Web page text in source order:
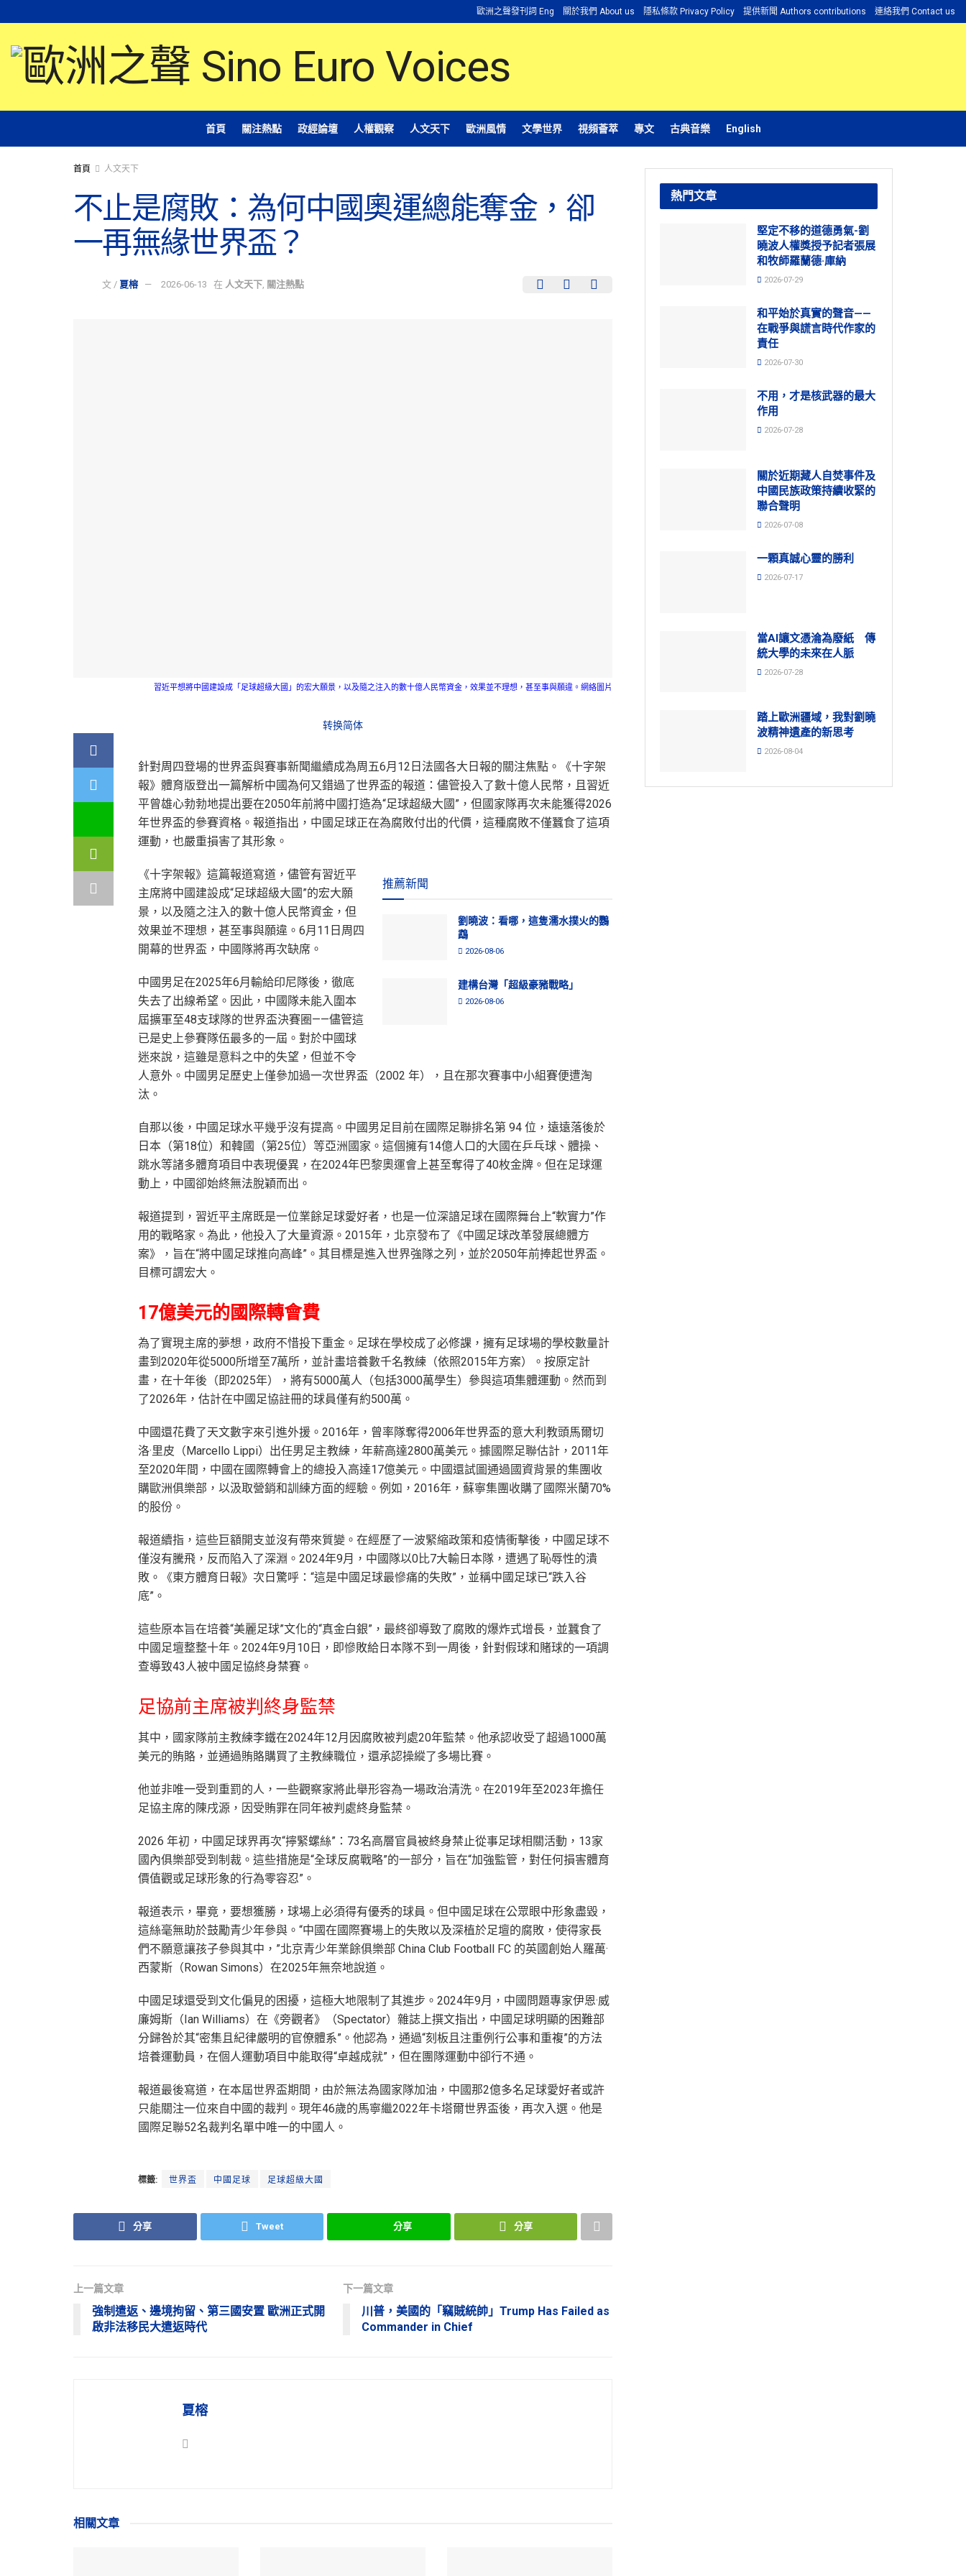
歐洲之聲發刊詞 Eng 關於我們 About us 隱私條款 Privacy Policy 提供新聞 Authors contributions 連絡我們 Contact us
首頁 關注熱點 政經論壇 人權觀察 人文天下 歐洲風情 文學世界 視頻薈萃 專文 古典音樂 English
首頁 人文天下
不止是腐敗：為何中國奧運總能奪金，卻
一再無緣世界盃？
文 / 夏榕 2026-06-13 在 人文天下 關注熱點
習近平想將中國建設成「足球超級大國」的宏大願景，以及隨之注入的數十億人民幣資金，效果並不理想，甚至事與願違。網絡圖片
转换简体
針對周四登場的世界盃與賽事新聞繼續成為周五6月12日法國各大日報的關注焦點。《十字架
報》體育版登出一篇解析中國為何又錯過了世界盃的報道：儘管投入了數十億人民幣，且習近
平曾雄心勃勃地提出要在2050年前將中國打造為“足球超級大國”，但國家隊再次未能獲得2026
年世界盃的參賽資格。報道指出，中國足球正在為腐敗付出的代價，這種腐敗不僅蠶食了這項
運動，也嚴重損害了其形象。
推薦新聞
劉曉波：看哪，這隻濡水撲火的鸚
鵡
2026-08-06
建構台灣「超級豪豬戰略」
2026-08-06
《十字架報》這篇報道寫道，儘管有習近平
主席將中國建設成“足球超級大國”的宏大願
景，以及隨之注入的數十億人民幣資金，但
效果並不理想，甚至事與願違。6月11日周四
開幕的世界盃，中國隊將再次缺席。
中國男足在2025年6月輸給印尼隊後，徹底
失去了出線希望。因此，中國隊未能入圍本
屆擴軍至48支球隊的世界盃決賽圈——儘管這
已是史上參賽隊伍最多的一屆。對於中國球
迷來說，這雖是意料之中的失望，但並不令
人意外。中國男足歷史上僅參加過一次世界盃（2002 年），且在那次賽事中小組賽便遭淘
汰。
自那以後，中國足球水平幾乎沒有提高。中國男足目前在國際足聯排名第 94 位，遠遠落後於
日本（第18位）和韓國（第25位）等亞洲國家。這個擁有14億人口的大國在乒乓球、體操、
跳水等諸多體育項目中表現優異，在2024年巴黎奧運會上甚至奪得了40枚金牌。但在足球運
動上，中國卻始終無法脫穎而出。
報道提到，習近平主席既是一位業餘足球愛好者，也是一位深諳足球在國際舞台上“軟實力”作
用的戰略家。為此，他投入了大量資源。2015年，北京發布了《中國足球改革發展總體方
案》，旨在“將中國足球推向高峰”。其目標是進入世界強隊之列，並於2050年前捧起世界盃。
目標可謂宏大。
17億美元的國際轉會費
為了實現主席的夢想，政府不惜投下重金。足球在學校成了必修課，擁有足球場的學校數量計
畫到2020年從5000所增至7萬所，並計畫培養數千名教練（依照2015年方案）。按原定計
畫，在十年後（即2025年），將有5000萬人（包括3000萬學生）參與這項集體運動。然而到
了2026年，估計在中國足協註冊的球員僅有約500萬。
中國還花費了天文數字來引進外援。2016年，曾率隊奪得2006年世界盃的意大利教頭馬爾切
洛·里皮（Marcello Lippi）出任男足主教練，年薪高達2800萬美元。據國際足聯估計，2011年
至2020年間，中國在國際轉會上的總投入高達17億美元。中國還試圖通過國資背景的集團收
購歐洲俱樂部，以汲取營銷和訓練方面的經驗。例如，2016年，蘇寧集團收購了國際米蘭70%
的股份。
報道續指，這些巨額開支並沒有帶來質變。在經歷了一波緊縮政策和疫情衝擊後，中國足球不
僅沒有騰飛，反而陷入了深淵。2024年9月，中國隊以0比7大輸日本隊，遭遇了恥辱性的潰
敗。《東方體育日報》次日驚呼：“這是中國足球最慘痛的失敗”，並稱中國足球已“跌入谷
底”。
這些原本旨在培養“美麗足球”文化的“真金白銀”，最終卻導致了腐敗的爆炸式增長，並蠶食了
中國足壇整整十年。2024年9月10日，即慘敗給日本隊不到一周後，針對假球和賭球的一項調
查導致43人被中國足協終身禁賽。
足協前主席被判終身監禁
其中，國家隊前主教練李鐵在2024年12月因腐敗被判處20年監禁。他承認收受了超過1000萬
美元的賄賂，並通過賄賂購買了主教練職位，還承認操縱了多場比賽。
他並非唯一受到重罰的人，一些觀察家將此舉形容為一場政治清洗。在2019年至2023年擔任
足協主席的陳戌源，因受賄罪在同年被判處終身監禁。
2026 年初，中國足球界再次“擰緊螺絲”：73名高層官員被終身禁止從事足球相關活動，13家
國內俱樂部受到制裁。這些措施是“全球反腐戰略”的一部分，旨在“加強監管，對任何損害體育
價值觀或足球形象的行為零容忍”。
報道表示，畢竟，要想獲勝，球場上必須得有優秀的球員。但中國足球在公眾眼中形象盡毀，
這絲毫無助於鼓勵青少年參與。“中國在國際賽場上的失敗以及深植於足壇的腐敗，使得家長
們不願意讓孩子參與其中，”北京青少年業餘俱樂部 China Club Football FC 的英國創始人羅萬·
西蒙斯（Rowan Simons）在2025年無奈地說道。
中國足球還受到文化偏見的困擾，這極大地限制了其進步。2024年9月，中國問題專家伊恩·威
廉姆斯（Ian Williams）在《旁觀者》（Spectator）雜誌上撰文指出，中國足球明顯的困難部
分歸咎於其“密集且紀律嚴明的官僚體系”。他認為，通過“刻板且注重例行公事和重複”的方法
培養運動員，在個人運動項目中能取得“卓越成就”，但在團隊運動中卻行不通。
報道最後寫道，在本屆世界盃期間，由於無法為國家隊加油，中國那2億多名足球愛好者或許
只能關注一位來自中國的裁判。現年46歲的馬寧繼2022年卡塔爾世界盃後，再次入選。他是
國際足聯52名裁判名單中唯一的中國人。
標籤: 世界盃 中國足球 足球超級大國
分享 Tweet 分享 分享
上一篇文章
強制遣返、邊境拘留、第三國安置 歐洲正式開
啟非法移民大遣返時代
下一篇文章
川普，美國的「竊賊統帥」Trump Has Failed as
Commander in Chief
夏榕
相關文章
熱門文章
堅定不移的道德勇氣-劉
曉波人權獎授予記者張展
和牧師羅蘭德·庫納
2026-07-29
和平始於真實的聲音——
在戰爭與謊言時代作家的
責任
2026-07-30
不用，才是核武器的最大
作用
2026-07-28
關於近期藏人自焚事件及
中國民族政策持續收緊的
聯合聲明
2026-07-08
一顆真誠心靈的勝利
2026-07-17
當AI讓文憑淪為廢紙 傳
統大學的未來在人脈
2026-07-28
踏上歐洲疆域，我對劉曉
波精神遺產的新思考
2026-08-04